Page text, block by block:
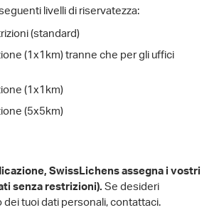
livelli di riservatezza:
(standard)
(1x1km) tranne che per gli uffici
(1x1km)
(5x5km)
SwissLichens assegna i vostri
senza restrizioni).Se desideri
tuoi dati personali, contattaci.